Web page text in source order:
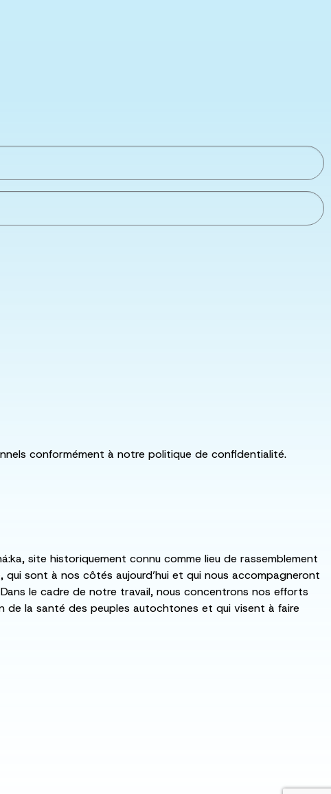
conformément à notre politique de confidentialité.
site historiquement connu comme lieu de rassemblement
sont à nos côtés aujourd’hui et qui nous accompagneront
le cadre de notre travail, nous concentrons nos efforts
de la santé des peuples autochtones et qui visent à faire